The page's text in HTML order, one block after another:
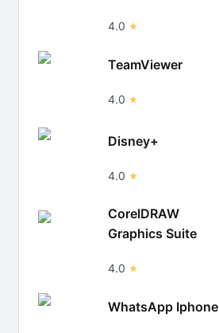
4.0
TeamViewer
4.0
Disney+
4.0
CorelDRAW
Graphics Suite
4.0
WhatsApp Iphone